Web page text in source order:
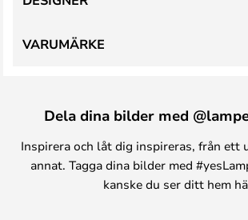
VARUMÄRKE
Dela dina bilder med
Inspirera och låt dig inspireras, från
annat. Tagga dina bilder med
kanske du ser ditt hem